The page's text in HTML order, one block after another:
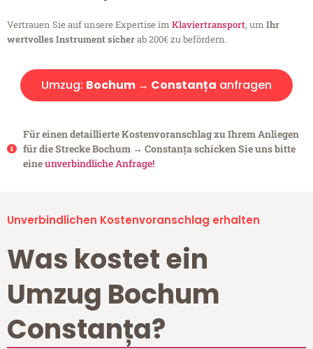
Vertrauen Sie auf unsere Expertise im Klaviertransport, um Ihr
wertvolles Instrument sicherab 200€ zu befördern.
Umzug: Bochum → Constanța anfragen
Für einen detaillierte Kostenvoranschlag zu Ihrem Anliegen
für die Strecke Bochum → Constanța schicken Sie uns bitte
eineunverbindliche Anfrage!
Unverbindlichen Kostenvoranschlag erhalten
Was kostet ein
Umzug Bochum
Constanța?